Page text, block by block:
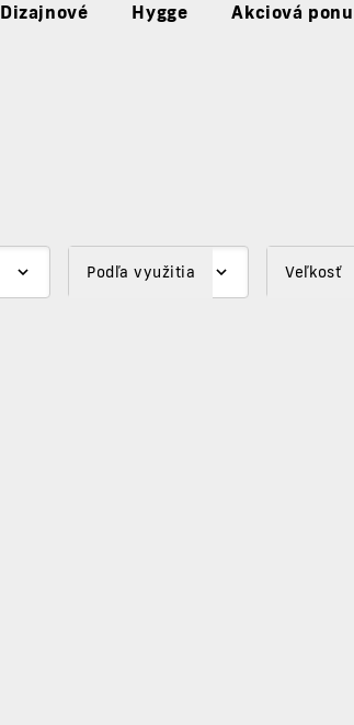
Dizajnové Hygge Akciová
Podľa využitia Veľkosť